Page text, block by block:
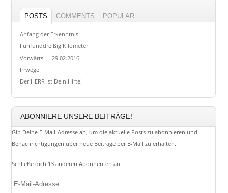
POSTS COMMENTS POPULAR
Anfang der Erkenntnis
Fünfunddreißig Kilometer
Vorwärts — 29.02.2016
Irrwege
Der HERR ist Dein Hirte!
ABONNIERE UNSERE BEITRÄGE!
Gib Deine E-Mail-Adresse an, um die aktuelle Posts zu abonnieren und
Benachrichtigungen über neue Beiträge per E-Mail zu erhalten.
Schließe dich 13 anderen Abonnenten an
E-